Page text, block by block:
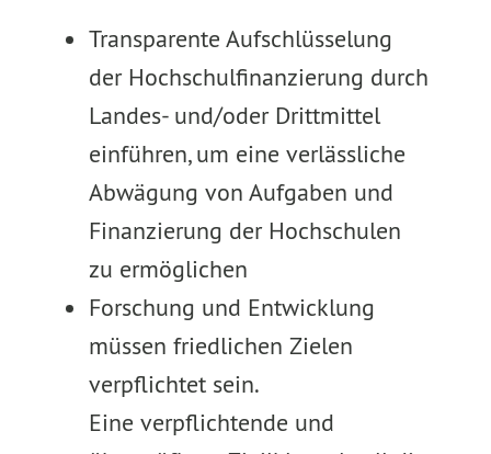
Transparente Aufschlüsselung
der Hochschulfinanzierung durch
Landes- und/oder Drittmittel
einführen, um eine verlässliche
Abwägung von Aufgaben und
Finanzierung der Hochschulen
zu ermöglichen
Forschung und Entwicklung
müssen friedlichen Zielen
verpflichtet sein.
Eine verpflichtende und